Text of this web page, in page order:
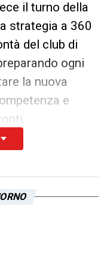
il turno della
strategia a 360
del club di
ogni
la nuova
e